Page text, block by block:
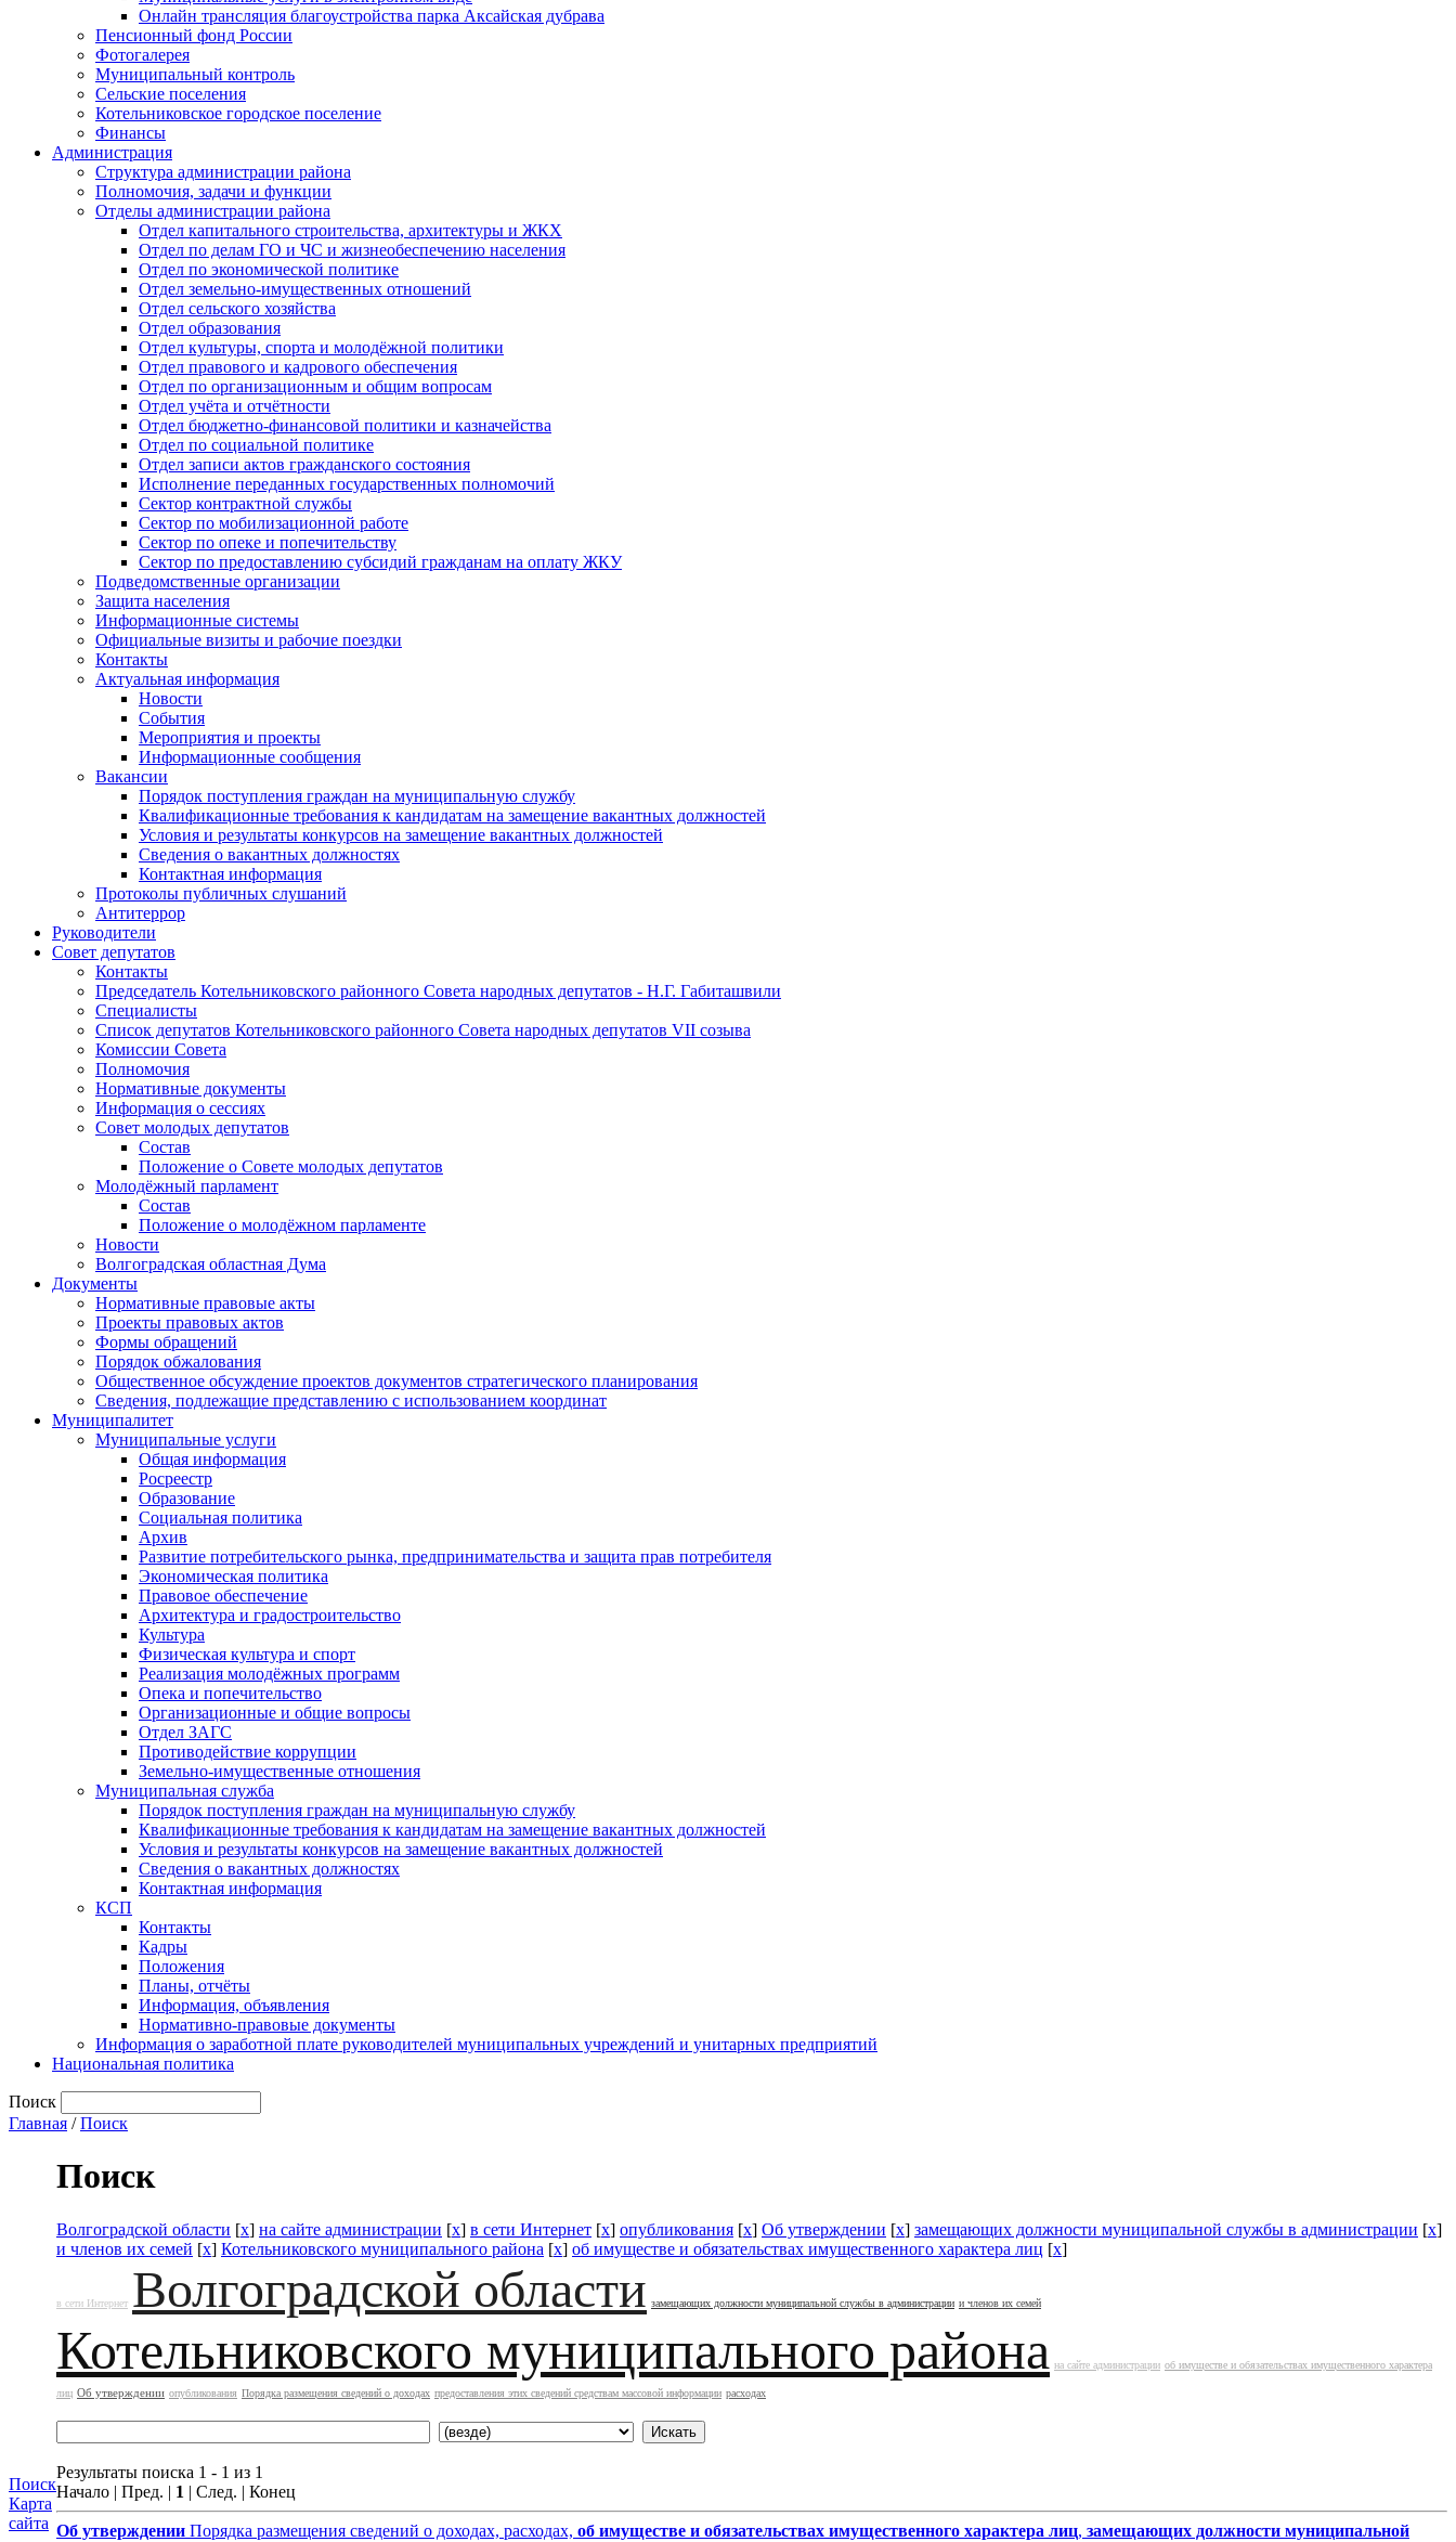
Онлайн трансляция благоустройства парка Аксайская дубрава
Пенсионный фонд России
Фотогалерея
Муниципальный контроль
Сельские поселения
Котельниковское городское поселение
Финансы
Администрация
Структура администрации района
Полномочия, задачи и функции
Отделы администрации района
Отдел капитального строительства, архитектуры и ЖКХ
Отдел по делам ГО и ЧС и жизнеобеспечению населения
Отдел по экономической политике
Отдел земельно-имущественных отношений
Отдел сельского хозяйства
Отдел образования
Отдел культуры, спорта и молодёжной политики
Отдел правового и кадрового обеспечения
Отдел по организационным и общим вопросам
Отдел учёта и отчётности
Отдел бюджетно-финансовой политики и казначейства
Отдел по социальной политике
Отдел записи актов гражданского состояния
Исполнение переданных государственных полномочий
Сектор контрактной службы
Сектор по мобилизационной работе
Сектор по опеке и попечительству
Сектор по предоставлению субсидий гражданам на оплату ЖКУ
Подведомственные организации
Защита населения
Информационные системы
Официальные визиты и рабочие поездки
Контакты
Актуальная информация
Новости
События
Мероприятия и проекты
Информационные сообщения
Вакансии
Порядок поступления граждан на муниципальную службу
Квалификационные требования к кандидатам на замещение вакантных должностей
Условия и результаты конкурсов на замещение вакантных должностей
Сведения о вакантных должностях
Контактная информация
Протоколы публичных слушаний
Антитеррор
Руководители
Совет депутатов
Контакты
Председатель Котельниковского районного Совета народных депутатов - Н.Г. Габиташвили
Специалисты
Список депутатов Котельниковского районного Совета народных депутатов VII созыва
Комиссии Совета
Полномочия
Нормативные документы
Информация о сессиях
Совет молодых депутатов
Состав
Положение о Совете молодых депутатов
Молодёжный парламент
Состав
Положение о молодёжном парламенте
Новости
Волгоградская областная Дума
Документы
Нормативные правовые акты
Проекты правовых актов
Формы обращений
Порядок обжалования
Общественное обсуждение проектов документов стратегического планирования
Сведения, подлежащие представлению с использованием координат
Муниципалитет
Муниципальные услуги
Общая информация
Росреестр
Образование
Социальная политика
Архив
Развитие потребительского рынка, предпринимательства и защита прав потребителя
Экономическая политика
Правовое обеспечение
Архитектура и градостроительство
Культура
Физическая культура и спорт
Реализация молодёжных программ
Опека и попечительство
Организационные и общие вопросы
Отдел ЗАГС
Противодействие коррупции
Земельно-имущественные отношения
Муниципальная служба
Порядок поступления граждан на муниципальную службу
Квалификационные требования к кандидатам на замещение вакантных должностей
Условия и результаты конкурсов на замещение вакантных должностей
Сведения о вакантных должностях
Контактная информация
КСП
Контакты
Кадры
Положения
Планы, отчёты
Информация, объявления
Нормативно-правовые документы
Информация о заработной плате руководителей муниципальных учреждений и унитарных предприятий
Национальная политика
Поиск
Главная /Поиск
Поиск
Карта
сайта
Поиск
Волгоградской области [x] на сайте администрации [x] в сети Интернет [x] опубликования [x] Об утверждении [x] замещающих должности муниципальной службы в администрации [x]
и членов их семей [x] Котельниковского муниципального района [x] об имуществе и обязательствах имущественного характера лиц [x]
в сети Интернет Волгоградской области замещающих должности муниципальной службы в администрации и членов их семей
Котельниковского муниципального района на сайте администрации об имуществе и обязательствах имущественного характера
лиц Об утверждении опубликования Порядка размещения сведений о доходах предоставления этих сведений средствам массовой информации расходах
Результаты поиска 1 - 1 из 1
Начало | Пред. | 1 | След. | Конец
Об утверждении Порядка размещения сведений о доходах, расходах, об имуществе и обязательствах имущественного характера лиц, замещающих должности муниципальной